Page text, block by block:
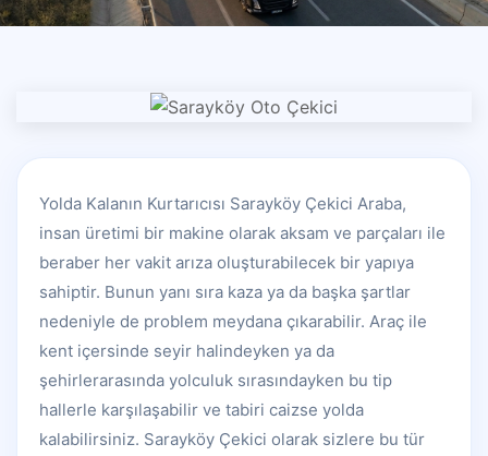
Yolda Kalanın Kurtarıcısı Sarayköy Çekici Araba,
insan üretimi bir makine olarak aksam ve parçaları ile
beraber her vakit arıza oluşturabilecek bir yapıya
sahiptir. Bunun yanı sıra kaza ya da başka şartlar
nedeniyle de problem meydana çıkarabilir. Araç ile
kent içersinde seyir halindeyken ya da
şehirlerarasında yolculuk sırasındayken bu tip
hallerle karşılaşabilir ve tabiri caizse yolda
kalabilirsiniz. Sarayköy Çekici olarak sizlere bu tür